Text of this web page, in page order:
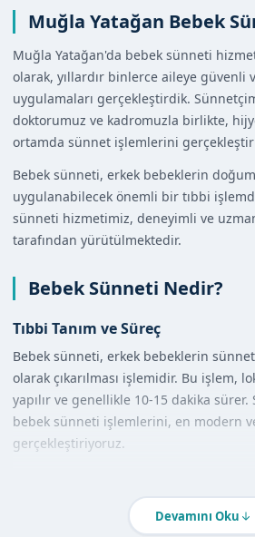
Muğla Yatağan Bebek
Muğla Yatağan'da bebek sünneti
olarak, yıllardır binlerce aileye güvenli
uygulamaları gerçekleştirdik.
doktorumuz ve kadromuzla birlikte,
ortamda sünnet işlemlerini
Bebek sünneti, erkek bebeklerin
uygulanabilecek önemli bir tıbbi
sünneti hizmetimiz, deneyimli ve
tarafından yürütülmektedir.
Bebek Sünneti Nedir?
Tıbbi Tanım ve Süreç
Bebek sünneti, erkek bebeklerin
olarak çıkarılması işlemidir. Bu işlem,
yapılır ve genellikle 10-15 dakika
bebek sünneti işlemlerini, en modern
gerçekleştiriyoruz.
Bebek sünneti, çeşitli yöntemlerle
Sünnetçim olarak, en güvenli ve etkili
Devamını Oku